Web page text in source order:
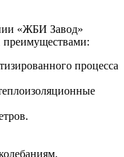
«ЖБИ Завод»
преимуществами:
процесса